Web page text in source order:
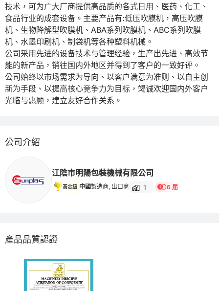
技术，可为广大厂商提供高品质的各式日用、医药、化工、
食品行业的成套设备。主要产品有:低压吹膜机，高压吹膜
机、生物降解型吹膜机、ABA系列吹膜机、ABC系列吹膜
机、水墨印刷机、制袋机等各种塑料机械。
公司采用先进的设备技术与管理经验，生产出先进、高效节
能的新产品，销往国内外地区并得到了客户的一致好评。
公司始终以市场需求为导向、以客户满意为准则、以自主创
新为手段、以提高核心竞争力为目标，竭诚欢迎国内外客户
光临与惠顾，建立友好合作关系。
公司介紹
江陰市明陽包裝機械有限公司
黃金級 中國製造商, 出口商 1 6 届
產品品質認證